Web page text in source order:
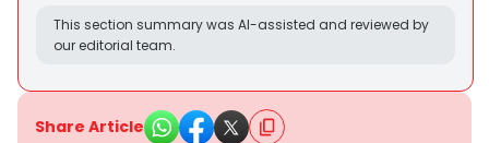
This section summary was AI-assisted and reviewed by
our editorial team.
Share Article